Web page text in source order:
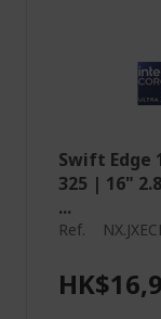
Swift Edge
325 | 16"
...
Ref.